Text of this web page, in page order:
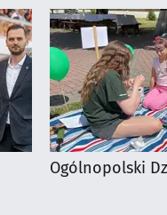
Ogólnopolski